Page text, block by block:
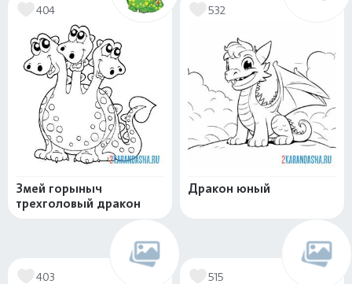
404
Змей горыныч
трехголовый дракон
532
Дракон юный
403 515